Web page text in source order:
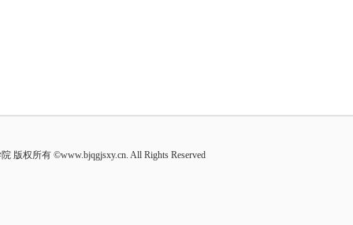
版权所有 ©www.bjqgjsxy.cn. All Rights Reserved